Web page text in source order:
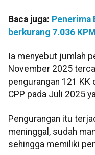
Baca juga: Penerima
berkurang 7.036
Ia menyebut jumlah
November 2025
pengurangan 121 KK
CPP pada Juli 2025
Pengurangan itu
meninggal, sudah
sehingga memiliki